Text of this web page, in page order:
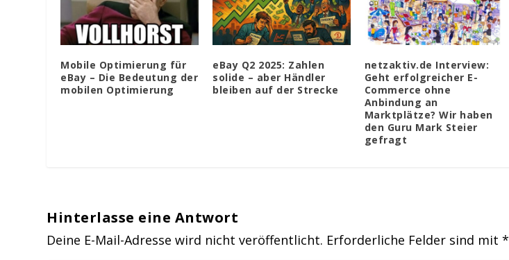
Mobile Optimierung für
eBay – Die Bedeutung der
mobilen Optimierung
eBay Q2 2025: Zahlen
solide – aber Händler
bleiben auf der Strecke
netzaktiv.de Interview:
Geht erfolgreicher E-
Commerce ohne
Anbindung an
Marktplätze? Wir haben
den Guru Mark Steier
gefragt
Hinterlasse eine Antwort
Deine E-Mail-Adresse wird nicht veröffentlicht. Erforderliche Felder sind mit*